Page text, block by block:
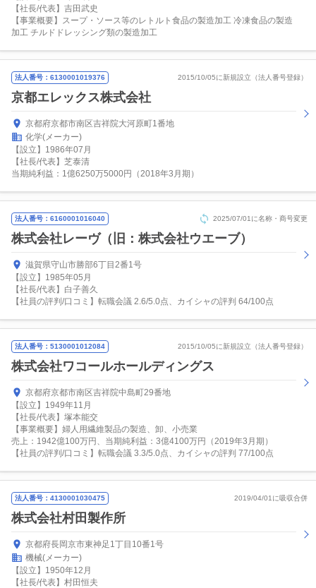
【社長/代表】吉田武史
【事業概要】スープ・ソース等のレトルト食品の製造加工 冷凍食品の製造
加工 チルドドレッシング類の製造加工
法人番号：6130001019376 2015/10/05に新規設立（法人番号登録）
京都エレックス株式会社
京都府京都市南区吉祥院大河原町1番地
化学(メーカー)
【設立】1986年07月
【社長/代表】芝泰清
当期純利益：1億6250万5000円（2018年3月期）
法人番号：6160001016040 2025/07/01に名称・商号変更
株式会社レーヴ（旧：株式会社ウエーブ）
滋賀県守山市勝部6丁目2番1号
【設立】1985年05月
【社長/代表】白子善久
【社員の評判/口コミ】転職会議 2.6/5.0点、カイシャの評判 64/100点
法人番号：5130001012084 2015/10/05に新規設立（法人番号登録）
株式会社ワコールホールディングス
京都府京都市南区吉祥院中島町29番地
【設立】1949年11月
【社長/代表】塚本能交
【事業概要】婦人用繊維製品の製造、卸、小売業
売上：1942億100万円、当期純利益：3億4100万円（2019年3月期）
【社員の評判/口コミ】転職会議 3.3/5.0点、カイシャの評判 77/100点
法人番号：4130001030475 2019/04/01に吸収合併
株式会社村田製作所
京都府長岡京市東神足1丁目10番1号
機械(メーカー)
【設立】1950年12月
【社長/代表】村田恒夫